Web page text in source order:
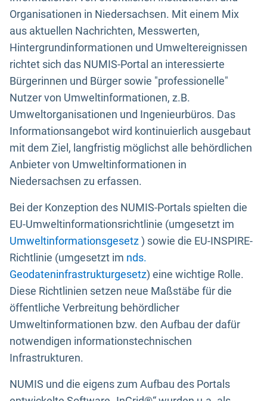
Organisationen in Niedersachsen. Mit einem Mix
aus aktuellen Nachrichten, Messwerten,
Hintergrundinformationen und Umweltereignissen
richtet sich das NUMIS-Portal an interessierte
Bürgerinnen und Bürger sowie "professionelle"
Nutzer von Umweltinformationen, z.B.
Umweltorganisationen und Ingenieurbüros. Das
Informationsangebot wird kontinuierlich ausgebaut
mit dem Ziel, langfristig möglichst alle behördlichen
Anbieter von Umweltinformationen in
Niedersachsen zu erfassen.
Bei der Konzeption des NUMIS-Portals spielten die
EU-Umweltinformationsrichtlinie (umgesetzt im
Umweltinformationsgesetz) sowie die EU-INSPIRE-
Richtlinie (umgesetzt im nds.
Geodateninfrastrukturgesetz) eine wichtige Rolle.
Diese Richtlinien setzen neue Maßstäbe für die
öffentliche Verbreitung behördlicher
Umweltinformationen bzw. den Aufbau der dafür
notwendigen informationstechnischen
Infrastrukturen.
NUMIS und die eigens zum Aufbau des Portals